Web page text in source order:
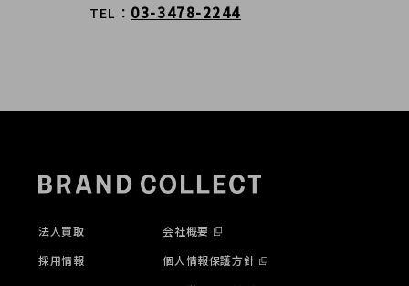
TEL 03-3478-2244
法人買取
採用情報
会社概要
個人情報保護方針